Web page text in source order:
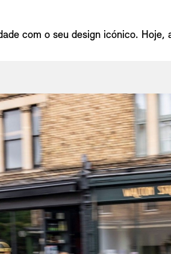
com o seu design icónico.